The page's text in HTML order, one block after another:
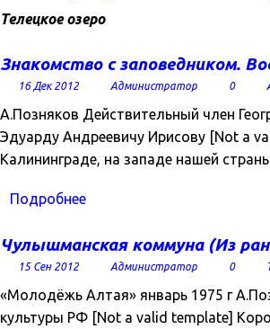
Телецкое озеро
Знакомство с заповедником.
16 Дек 2012 Администратор 0
А.Позняков Действительный член
Эдуарду Андреевичу Ирисову [Not a
Калининграде, на западе нашей
Подробнее
Чулышманская коммуна (Из
15 Сен 2012 Администратор 0
«Молодёжь Алтая» январь 1975 г
культуры РФ [Not a valid template]